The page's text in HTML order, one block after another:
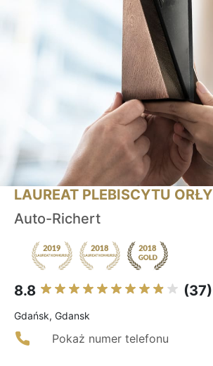
LAUREAT PLEBISCYTU ORŁY
Auto-Richert
8.8 (37)
Gdańsk, Gdansk
Pokaż numer telefonu